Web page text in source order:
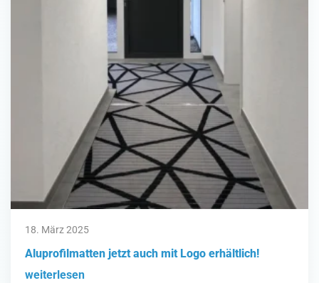
18. März 2025
Aluprofilmatten jetzt auch mit Logo erhältlich!
weiterlesen